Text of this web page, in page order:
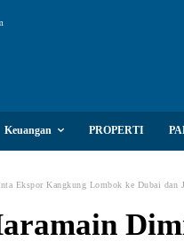
Keuangan PROPERTI
Ekspor Kangkung Lombok ke Dubai dan